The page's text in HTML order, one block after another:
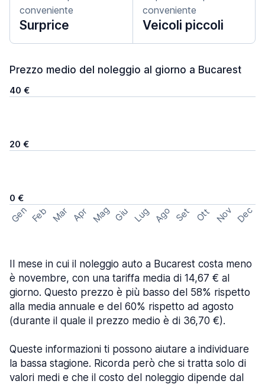
conveniente
Surprice
conveniente
Veicoli piccoli
Prezzo medio del noleggio al giorno a Bucarest
40 €
20 €
0 €
Gen Feb Mar Apr Mag Giu Lug Ago Set Ott Nov Dec
Il mese in cui il noleggio auto a Bucarest costa meno
è novembre, con una tariffa media di 14,67 € al
giorno. Questo prezzo è più basso del 58% rispetto
alla media annuale e del 60% rispetto ad agosto
(durante il quale il prezzo medio è di 36,70 €).
Queste informazioni ti possono aiutare a individuare
la bassa stagione. Ricorda però che si tratta solo di
valori medi e che il costo del noleggio dipende dal